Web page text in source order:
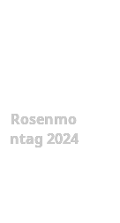
Rosenmo
ntag 2024